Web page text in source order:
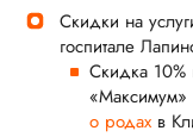
Скидки на
госпитале
Скидка 10%
«Максимум»
о родах в